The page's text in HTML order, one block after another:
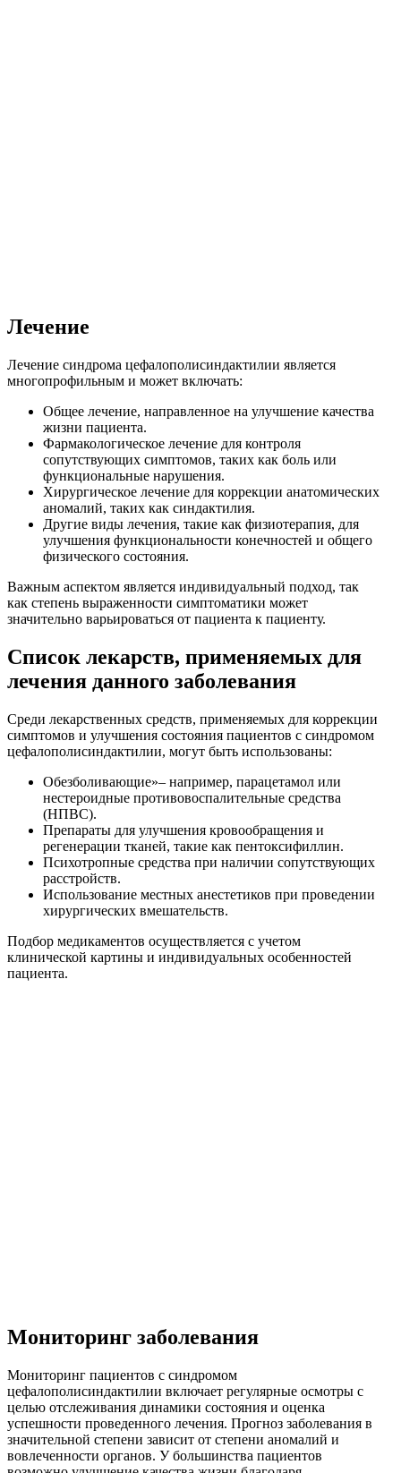
Лечение
Лечение синдрома цефалополисиндактилии является
многопрофильным и может включать:
Общее лечение, направленное на улучшение качества
жизни пациента.
Фармакологическое лечение для контроля
сопутствующих симптомов, таких как боль или
функциональные нарушения.
Хирургическое лечение для коррекции анатомических
аномалий, таких как синдактилия.
Другие виды лечения, такие как физиотерапия, для
улучшения функциональности конечностей и общего
физического состояния.
Важным аспектом является индивидуальный подход, так
как степень выраженности симптоматики может
значительно варьироваться от пациента к пациенту.
Список лекарств, применяемых для
лечения данного заболевания
Среди лекарственных средств, применяемых для коррекции
симптомов и улучшения состояния пациентов с синдромом
цефалополисиндактилии, могут быть использованы:
Обезболивающие»– например, парацетамол или
нестероидные противовоспалительные средства
(НПВС).
Препараты для улучшения кровообращения и
регенерации тканей, такие как пентоксифиллин.
Психотропные средства при наличии сопутствующих
расстройств.
Использование местных анестетиков при проведении
хирургических вмешательств.
Подбор медикаментов осуществляется с учетом
клинической картины и индивидуальных особенностей
пациента.
Мониторинг заболевания
Мониторинг пациентов с синдромом
цефалополисиндактилии включает регулярные осмотры с
целью отслеживания динамики состояния и оценка
успешности проведенного лечения. Прогноз заболевания в
значительной степени зависит от степени аномалий и
вовлеченности органов. У большинства пациентов